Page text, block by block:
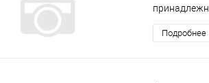
Подробнее